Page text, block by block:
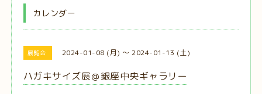
カレンダー
展覧会 2024-01-08 (月) ～ 2024-01-13 (土)
ハガキサイズ展＠銀座中央ギャラリー